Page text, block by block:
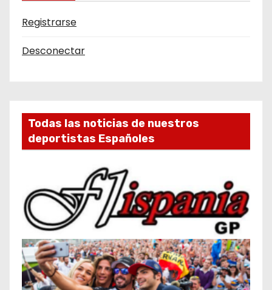
Registrarse
Desconectar
Todas las noticias de nuestros
deportistas Españoles